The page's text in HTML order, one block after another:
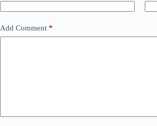
Add Comment *